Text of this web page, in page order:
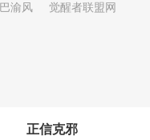
巴渝风 觉醒者联盟网
正信克邪